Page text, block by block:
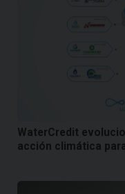
WaterCredit
acción climática